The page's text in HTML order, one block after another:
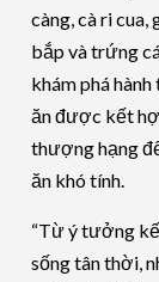
càng, cà ri
bắp và trứng
khám phá
ăn được kết
thượng hạng
ăn khó tính.
“Từ ý tưởng
sống tân thời,